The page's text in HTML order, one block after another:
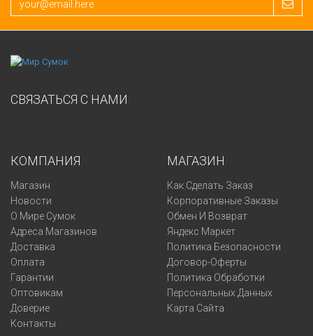
СВЯЗАТЬСЯ С НАМИ
КОМПАНИЯ
Магазин
Новости
О Мире Сумок
Адреса Магазинов
Доставка
Оплата
Гарантии
Оптовикам
Доверие
Контакты
МАГАЗИН
Как Сделать Заказ
Корпоративные Заказы
Обмен И Возврат
Яндекс Маркет
Политика Безопасности
Договор-Оферты
Политика Обработки
Персональных Данных
Карта Сайта